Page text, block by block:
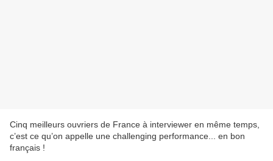
Cinq meilleurs ouvriers de France à interviewer en même temps,
c’est ce qu’on appelle une challenging performance... en bon
français !